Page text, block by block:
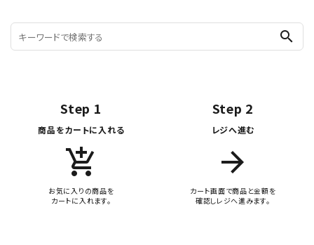
search
Step 1
商品をカートに入れる
add_shopping_cart
お気に入りの商品を
カートに入れます。
Step 2
レジへ進む
arrow_forward
カート画面で商品と金額を
確認しレジへ進みます。